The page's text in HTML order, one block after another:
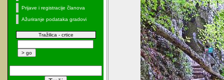
Prijave i registracije članova
Ažuriranje podataka gradovi
Tražilica - crtice